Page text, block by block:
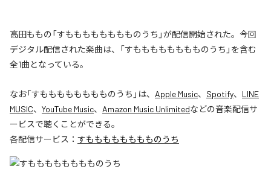
高田ももの「すもももももももものうち」が配信開始された。今回
デジタル配信された楽曲は、「すもももももももものうち」を含む
全1曲となっている。
なお「すもももももももものうち 」は、 Apple Music、 Spotify、 LINE
MUSIC、 YouTube Music、 Amazon Music Unlimitedなどの音楽配信サ
ービスで聴くことができる。
各配信サービス： すもももももももものうち